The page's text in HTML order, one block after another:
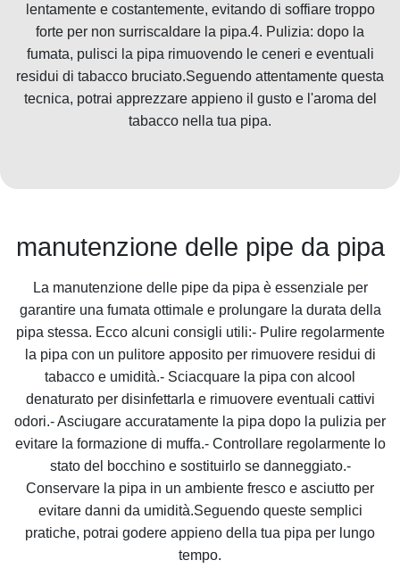
lentamente e costantemente, evitando di soffiare troppo
forte per non surriscaldare la pipa.4. Pulizia: dopo la
fumata, pulisci la pipa rimuovendo le ceneri e eventuali
residui di tabacco bruciato.Seguendo attentamente questa
tecnica, potrai apprezzare appieno il gusto e l'aroma del
tabacco nella tua pipa.
manutenzione delle pipe da pipa
La manutenzione delle pipe da pipa è essenziale per
garantire una fumata ottimale e prolungare la durata della
pipa stessa. Ecco alcuni consigli utili:- Pulire regolarmente
la pipa con un pulitore apposito per rimuovere residui di
tabacco e umidità.- Sciacquare la pipa con alcool
denaturato per disinfettarla e rimuovere eventuali cattivi
odori.- Asciugare accuratamente la pipa dopo la pulizia per
evitare la formazione di muffa.- Controllare regolarmente lo
stato del bocchino e sostituirlo se danneggiato.-
Conservare la pipa in un ambiente fresco e asciutto per
evitare danni da umidità.Seguendo queste semplici
pratiche, potrai godere appieno della tua pipa per lungo
tempo.